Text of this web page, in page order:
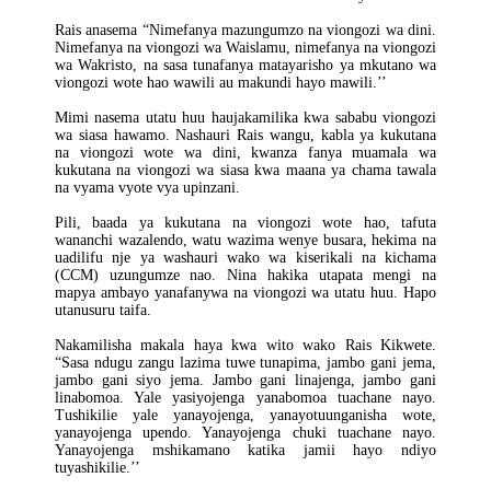
Rais anasema “Nimefanya mazungumzo na viongozi wa dini.
Nimefanya na viongozi wa Waislamu, nimefanya na viongozi
wa Wakristo, na sasa tunafanya matayarisho ya mkutano wa
viongozi wote hao wawili au makundi hayo mawili.’’
Mimi nasema utatu huu haujakamilika kwa sababu viongozi
wa siasa hawamo. Nashauri Rais wangu, kabla ya kukutana
na viongozi wote wa dini, kwanza fanya muamala wa
kukutana na viongozi wa siasa kwa maana ya chama tawala
na vyama vyote vya upinzani.
Pili, baada ya kukutana na viongozi wote hao, tafuta
wananchi wazalendo, watu wazima wenye busara, hekima na
uadilifu nje ya washauri wako wa kiserikali na kichama
(CCM) uzungumze nao. Nina hakika utapata mengi na
mapya ambayo yanafanywa na viongozi wa utatu huu. Hapo
utanusuru taifa.
Nakamilisha makala haya kwa wito wako Rais Kikwete.
“Sasa ndugu zangu lazima tuwe tunapima, jambo gani jema,
jambo gani siyo jema. Jambo gani linajenga, jambo gani
linabomoa. Yale yasiyojenga yanabomoa tuachane nayo.
Tushikilie yale yanayojenga, yanayotuunganisha wote,
yanayojenga upendo. Yanayojenga chuki tuachane nayo.
Yanayojenga mshikamano katika jamii hayo ndiyo
tuyashikilie.’’